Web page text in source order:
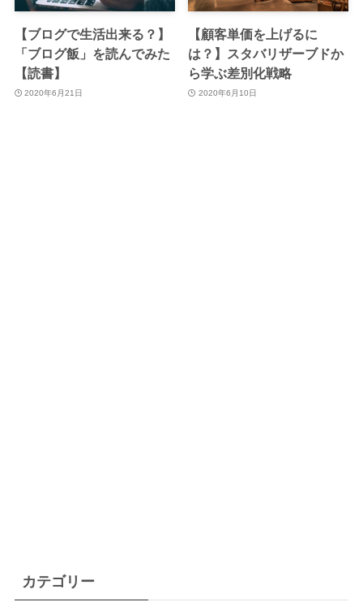
【ブログで生活出来る？】
「ブログ飯」を読んでみた
【読書】
2020年6月21日
【顧客単価を上げるに
は？】スタバリザーブドか
ら学ぶ差別化戦略
2020年6月10日
カテゴリー